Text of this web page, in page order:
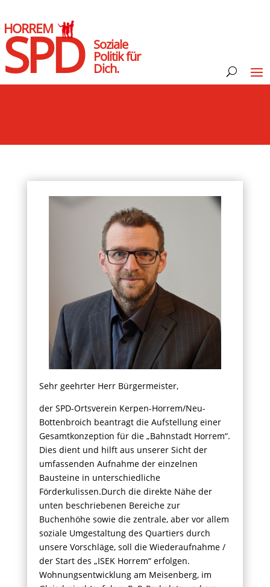
SPD
HORREM
Soziale
Politik für
Dich.
Sehr geehrter Herr Bürgermeister,
der SPD-Ortsverein Kerpen-Horrem/Neu-
Bottenbroich beantragt die Aufstellung einer
Gesamtkonzeption für die „Bahnstadt Horrem“.
Dies dient und hilft aus unserer Sicht der
umfassenden Aufnahme der einzelnen
Bausteine in unterschiedliche
Förderkulissen.Durch die direkte Nähe der
unten beschriebenen Bereiche zur
Buchenhöhe sowie die zentrale, aber vor allem
soziale Umgestaltung des Quartiers durch
unsere Vorschläge, soll die Wiederaufnahme /
der Start des „ISEK Horrem“ erfolgen.
Wohnungsentwicklung am Meisenberg, im